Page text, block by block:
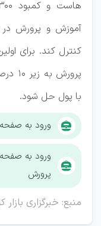
هاست و کمبود ۳۰۰ هزار معلم سر جای خودش است.
آموزش و پرورش در
کنترل کند. برای
با پول حل شود.
ورود به
ورود به
پرورش
منبع: خبرگزاری بازار